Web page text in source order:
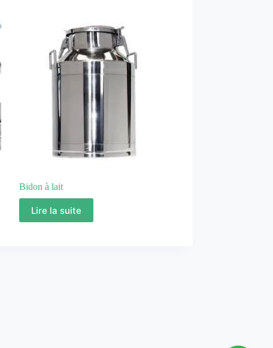
Bidon à lait
Lire la suite